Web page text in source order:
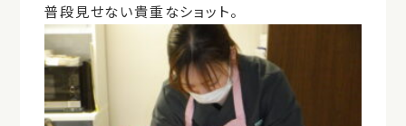
普段見せない貴重なショット。